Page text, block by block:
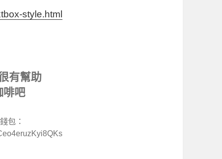
style.html
有幫助
啡吧
包：